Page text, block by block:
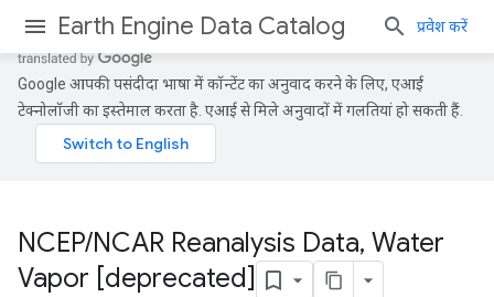
Earth Engine Data Catalog प्रवेश करें
Google आपकी पसंदीदा भाषा में कॉन्टेंट का अनुवाद करने के लिए, एआई
टेक्नोलॉजी का इस्तेमाल करता है. एआई से मिले अनुवादों में गलतियां हो सकती हैं.
NCEP/NCAR Reanalysis Data, Water
Vapor [deprecated]